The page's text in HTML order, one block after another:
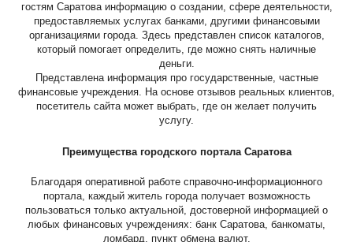
гостям Саратова информацию о создании, сфере деятельности,
предоставляемых услугах банками, другими финансовыми
организациями города. Здесь представлен список каталогов,
который помогает определить, где можно снять наличные
деньги.
Представлена информация про государственные, частные
финансовые учреждения. На основе отзывов реальных клиентов,
посетитель сайта может выбрать, где он желает получить
услугу.
Преимущества городского портала Саратова
Благодаря оперативной работе справочно-информационного
портала, каждый житель города получает возможность
пользоваться только актуальной, достоверной информацией о
любых финансовых учреждениях: банк Саратова, банкоматы,
ломбард, пункт обмена валют.